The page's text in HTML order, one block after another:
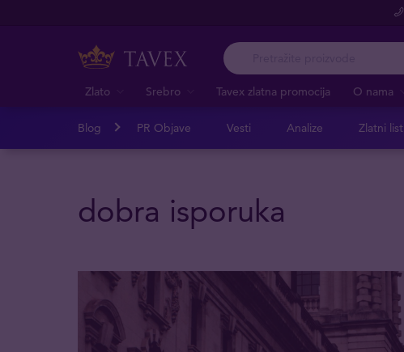
Zlato Srebro Tavex zlatna promocija O nama
Blog PR Objave Vesti Analize Zlatni list
dobra isporuka